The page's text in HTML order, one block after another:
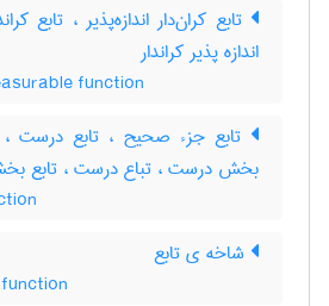
تابع کران‌دار اندازه‌پذیر ، تابع
اندازه پذیر کراندار
function
تابع جزء صحیح ، تابع درست ،
بخش درست ، تباع درست ، تابع
شاخه ی تابع